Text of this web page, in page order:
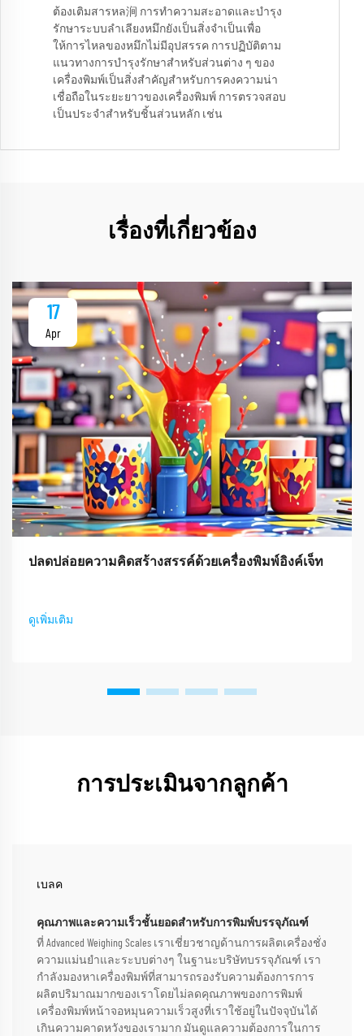
ต้องเติมสารหล涧 การทำความสะอาดและบำรุง
รักษาระบบลำเลียงหมึกยังเป็นสิ่งจำเป็นเพื่อ
ให้การไหลของหมึกไม่มีอุปสรรค การปฏิบัติตาม
แนวทางการบำรุงรักษาสำหรับส่วนต่าง ๆ ของ
เครื่องพิมพ์เป็นสิ่งสำคัญสำหรับการคงความน่า
เชื่อถือในระยะยาวของเครื่องพิมพ์ การตรวจสอบ
เป็นประจำสำหรับชิ้นส่วนหลัก เช่น
เรื่องที่เกี่ยวข้อง
17
Apr
ปลดปล่อยความคิดสร้างสรรค์ด้วยเครื่องพิมพ์อิงค์เจ็ท
ดูเพิ่มเติม
การประเมินจากลูกค้า
เบลค
คุณภาพและความเร็วชั้นยอดสำหรับการพิมพ์บรรจุภัณฑ์
ที่ Advanced Weighing Scales เราเชี่ยวชาญด้านการผลิตเครื่องชั่ง
ความแม่นยำและระบบต่างๆ ในฐานะบริษัทบรรจุภัณฑ์ เรา
กำลังมองหาเครื่องพิมพ์ที่สามารถรองรับความต้องการการ
ผลิตปริมาณมากของเราโดยไม่ลดคุณภาพของการพิมพ์
เครื่องพิมพ์หน้าจอหมุนความเร็วสูงที่เราใช้อยู่ในปัจจุบันได้
เกินความคาดหวังของเรามาก มันดูแลความต้องการในการ